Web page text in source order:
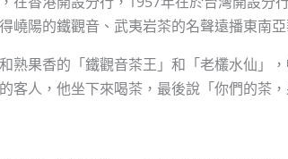
嶢陽的鐵觀音、武夷岩茶的名聲遠播東南亞
熟果香的「鐵觀音茶王」和「老欉水仙」
客人，他坐下來喝茶，最後說「你們的茶，